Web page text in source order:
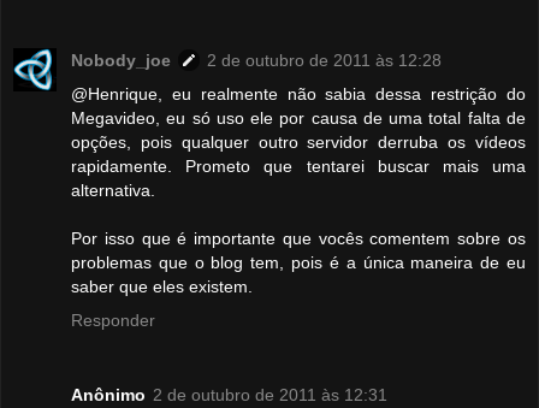
Nobody_joe
2 de outubro de 2011 às 12:28
@Henrique, eu realmente não sabia dessa restrição do
Megavideo, eu só uso ele por causa de uma total falta de
opções, pois qualquer outro servidor derruba os vídeos
rapidamente. Prometo que tentarei buscar mais uma
alternativa.
Por isso que é importante que vocês comentem sobre os
problemas que o blog tem, pois é a única maneira de eu
saber que eles existem.
Responder
Anônimo 2 de outubro de 2011 às 12:31